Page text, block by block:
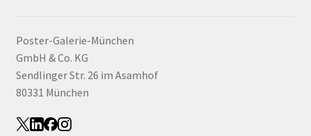
Poster-Galerie-München
GmbH & Co. KG
Sendlinger Str. 26 im Asamhof
80331 München